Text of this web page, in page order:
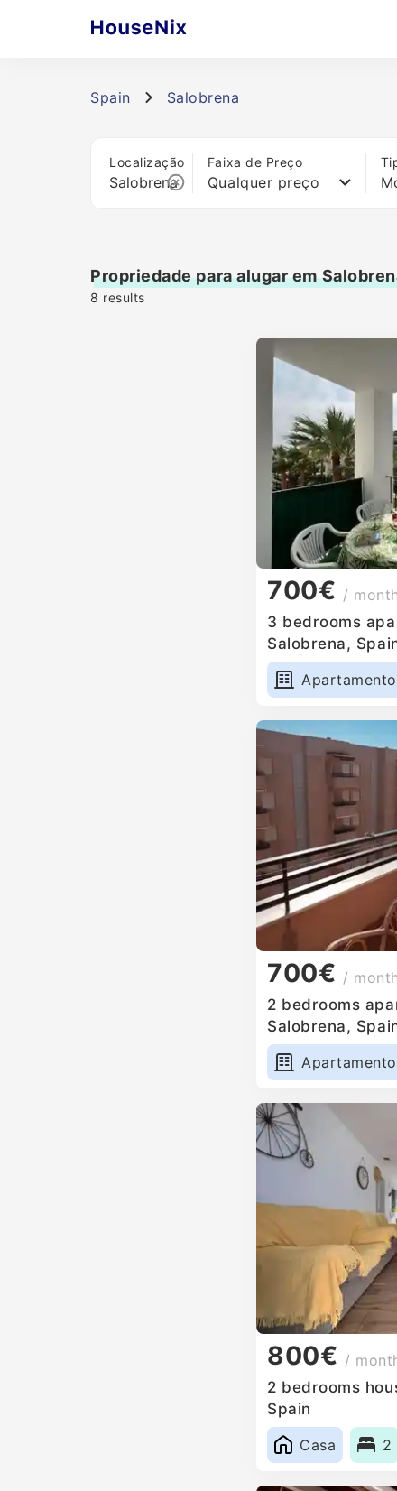
Spain Salobrena
Localização Faixa de Preço
Qualquer preço
Propriedade para alugar em
8 results
700€ / month
3 bedrooms
Salobrena,
Apartamento
700€ / month
2 bedrooms
Salobrena,
Apartamento
800€ /
2 bedrooms
Spain
Casa
2